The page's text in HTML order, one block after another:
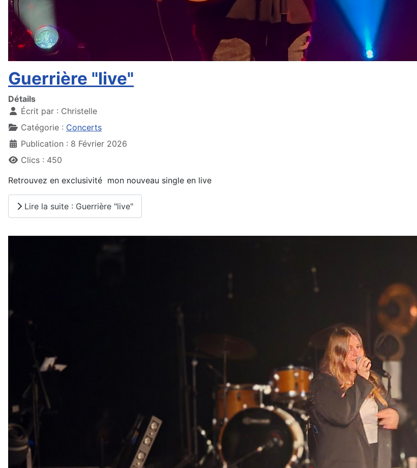
Guerrière "live"
Détails
Écrit par : Christelle
Catégorie : Concerts
Publication : 8 Février 2026
Clics : 450
Retrouvez en exclusivité mon nouveau single en live
Lire la suite : Guerrière "live"